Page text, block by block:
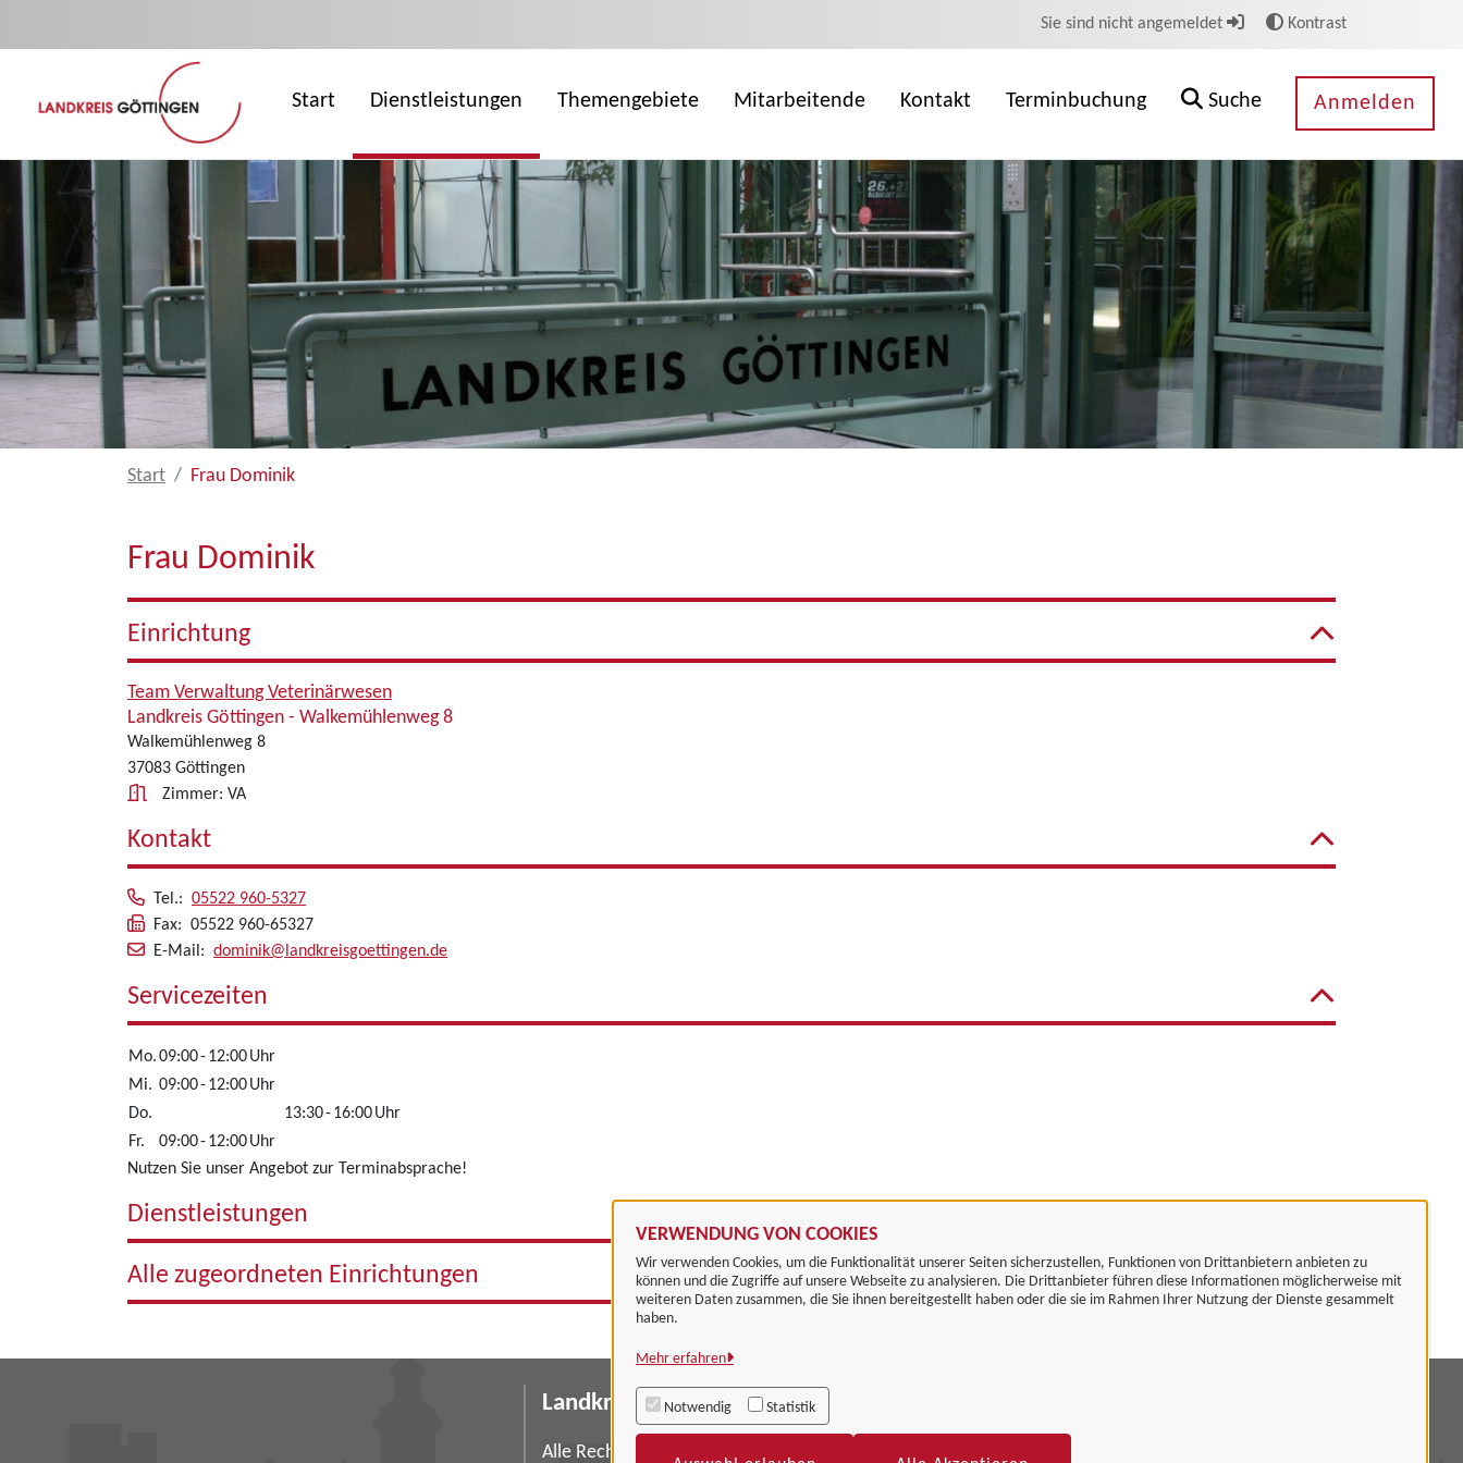
VERWENDUNG VON COOKIES
Wir verwenden Cookies, um die Funktionalität unserer Seiten sicherzustellen, Funktionen von Drittanbietern anbieten zu
können und die Zugriffe auf unsere Webseite zu analysieren. Die Drittanbieter führen diese Informationen möglicherweise mit
weiteren Daten zusammen, die Sie ihnen bereitgestellt haben oder die sie im Rahmen Ihrer Nutzung der Dienste gesammelt
haben.
Mehr erfahren
Notwendig Statistik
Sie sind nicht angemeldet Kontrast
Start Dienstleistungen Themengebiete Mitarbeitende Kontakt Terminbuchung Suche Anmelden
Start Frau Dominik
Frau Dominik
Einrichtung
Team Verwaltung Veterinärwesen
Landkreis Göttingen - Walkemühlenweg 8
Walkemühlenweg 8
37083 Göttingen
Zimmer: VA
Kontakt
Tel.: 05522 960-5327
Fax: 05522 960-65327
E-Mail: dominik@landkreisgoettingen.de
Servicezeiten
Mo.09:00-12:00Uhr
Mi. 09:00-12:00Uhr
Do.
13:30-16:00Uhr
Fr.
09:00-12:00Uhr
Nutzen Sie unser Angebot zur Terminabsprache!
Dienstleistungen
Alle zugeordneten Einrichtungen
Landkreis Göttingen
Alle Rechte vorbehalten